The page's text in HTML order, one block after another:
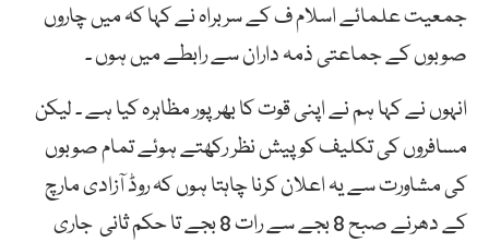
جمعیت علمائے اسلام ف کے سربراہ نے کہا کہ میں چاروں
صوبوں کے جماعتی ذمہ داران سے رابطے میں ہوں ۔
انہوں نے کہا ہم نے اپنی قوت کا بھرپور مظاہرہ کیا ہے ۔ لیکن
مسافروں کی تکلیف کو پیش نظر رکھتے ہوئے تمام صوبوں
کی مشاورت سے یہ اعلان کرنا چاہتا ہوں کہ روڈ آزادی مارچ
کے دھرنے صبح 8 بجے سے رات 8 بجے تا حکم ثانی جاری